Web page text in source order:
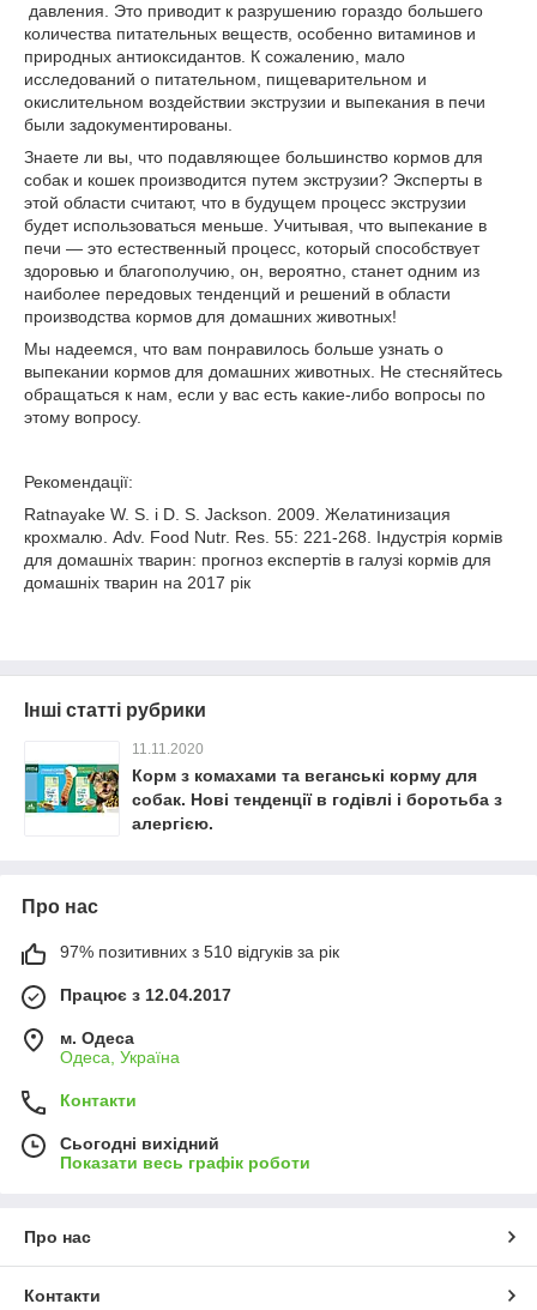
давления. Это приводит к разрушению гораздо большего
количества питательных веществ, особенно витаминов и
природных антиоксидантов. К сожалению, мало
исследований о питательном, пищеварительном и
окислительном воздействии экструзии и выпекания в печи
были задокументированы.
Знаете ли вы, что подавляющее большинство кормов для
собак и кошек производится путем экструзии? Эксперты в
этой области считают, что в будущем процесс экструзии
будет использоваться меньше. Учитывая, что выпекание в
печи — это естественный процесс, который способствует
здоровью и благополучию, он, вероятно, станет одним из
наиболее передовых тенденций и решений в области
производства кормов для домашних животных!
Мы надеемся, что вам понравилось больше узнать о
выпекании кормов для домашних животных. Не стесняйтесь
обращаться к нам, если у вас есть какие-либо вопросы по
этому вопросу.
Рекомендації:
Ratnayake W. S. і D. S. Jackson. 2009. Желатинизация
крохмалю. Adv. Food Nutr. Res. 55: 221-268. Індустрія кормів
для домашніх тварин: прогноз експертів в галузі кормів для
домашніх тварин на 2017 рік
Інші статті рубрики
11.11.2020
Корм з комахами та веганські корму для
собак. Нові тенденції в годівлі і боротьба з
алергією.
Про нас
97% позитивних з 510 відгуків за рік
Працює з 12.04.2017
м. Одеса
Одеса, Україна
Контакти
Сьогодні вихідний
Показати весь графік роботи
Про нас
Контакти